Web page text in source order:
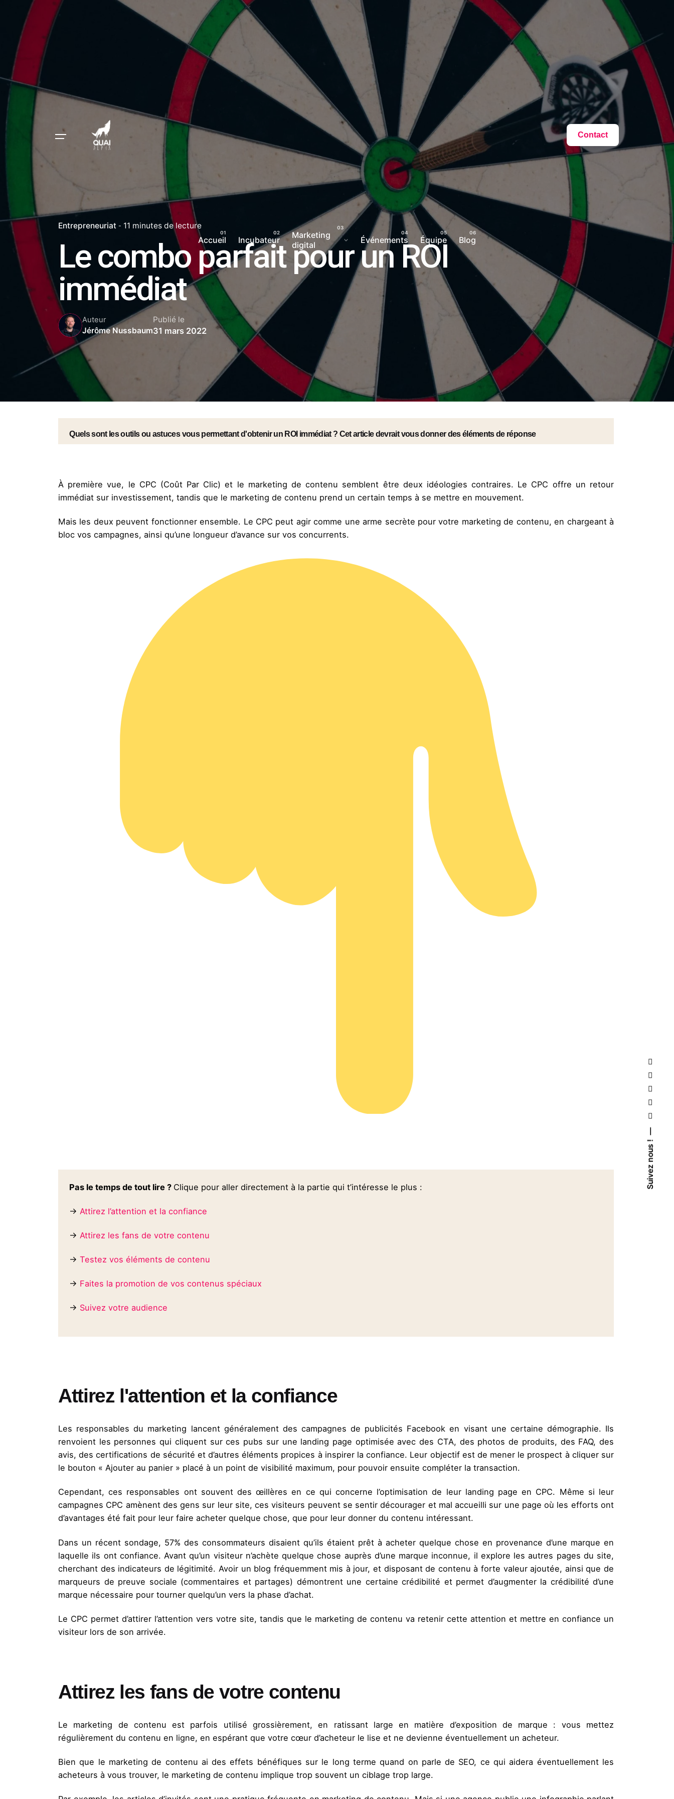
Suivez nous !
Accueil Incubateur
Marketing
digital
Événements Équipe Blog
Contact
Entrepreneuriat 11 minutes de lecture
Le combo parfait pour un ROI
immédiat
Auteur
Jérôme Nussbaum
Publié le
31 mars 2022
Quels sont les outils ou astuces vous permettant d'obtenir un ROI immédiat ? Cet article devrait vous donner des éléments de réponse
À première vue, le CPC (Coût Par Clic) et le marketing de contenu semblent être deux idéologies contraires. Le CPC offre un retour
immédiat sur investissement, tandis que le marketing de contenu prend un certain temps à se mettre en mouvement.
Mais les deux peuvent fonctionner ensemble. Le CPC peut agir comme une arme secrète pour votre marketing de contenu, en chargeant à
bloc vos campagnes, ainsi qu’une longueur d’avance sur vos concurrents.
Pas le temps de tout lire ? Clique pour aller directement à la partie qui t’intéresse le plus :
→ Attirez l’attention et la confiance
→Attirez les fans de votre contenu
→Testez vos éléments de contenu
→ Faites la promotion de vos contenus spéciaux
→ Suivez votre audience
Attirez l'attention et la confiance
Les responsables du marketing lancent généralement des campagnes de publicités Facebook en visant une certaine démographie. Ils
renvoient les personnes qui cliquent sur ces pubs sur une landing page optimisée avec des CTA, des photos de produits, des FAQ, des
avis, des certifications de sécurité et d’autres éléments propices à inspirer la confiance. Leur objectif est de mener le prospect à cliquer sur
le bouton « Ajouter au panier » placé à un point de visibilité maximum, pour pouvoir ensuite compléter la transaction.
Cependant, ces responsables ont souvent des œillères en ce qui concerne l’optimisation de leur landing page en CPC. Même si leur
campagnes CPC amènent des gens sur leur site, ces visiteurs peuvent se sentir décourager et mal accueilli sur une page où les efforts ont
d’avantages été fait pour leur faire acheter quelque chose, que pour leur donner du contenu intéressant.
Dans un récent sondage, 57% des consommateurs disaient qu’ils étaient prêt à acheter quelque chose en provenance d’une marque en
laquelle ils ont confiance. Avant qu’un visiteur n’achète quelque chose auprès d’une marque inconnue, il explore les autres pages du site,
cherchant des indicateurs de légitimité. Avoir un blog fréquemment mis à jour, et disposant de contenu à forte valeur ajoutée, ainsi que de
marqueurs de preuve sociale (commentaires et partages) démontrent une certaine crédibilité et permet d’augmenter la crédibilité d’une
marque nécessaire pour tourner quelqu’un vers la phase d’achat.
Le CPC permet d’attirer l’attention vers votre site, tandis que le marketing de contenu va retenir cette attention et mettre en confiance un
visiteur lors de son arrivée.
Attirez les fans de votre contenu
Le marketing de contenu est parfois utilisé grossièrement, en ratissant large en matière d’exposition de marque : vous mettez
régulièrement du contenu en ligne, en espérant que votre cœur d’acheteur le lise et ne devienne éventuellement un acheteur.
Bien que le marketing de contenu ai des effets bénéfiques sur le long terme quand on parle de SEO, ce qui aidera éventuellement les
acheteurs à vous trouver, le marketing de contenu implique trop souvent un ciblage trop large.